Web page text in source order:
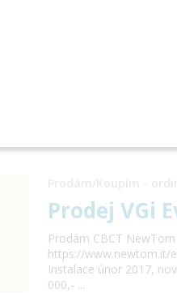
Jak
Prodej VGi
Prodám CBCT NewTom
https://www.newtom.it/
Instalace únor 2017,
000,- ...